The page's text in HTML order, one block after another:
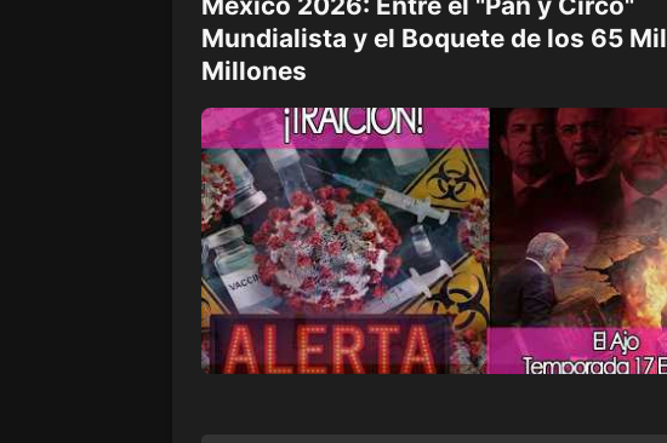
Mundialista y el Boquete de los 65 Mil
Millones